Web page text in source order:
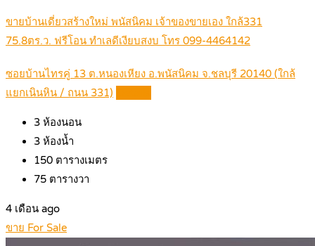
ขายบ้านเดี่ยวสร้างใหม่ พนัสนิคม เจ้าของขายเอง ใกล้331
75.8ตร.ว. ฟรีโอน ทำเลดีเงียบสงบ โทร 099-4464142
ซอยบ้านไทรคู่ 13 ต.หนองเหียง อ.พนัสนิคม จ.ชลบุรี 20140 (ใกล้
แยกเนินหิน / ถนน 331)
3 ห้องนอน
3 ห้องน้ำ
150 ตารางเมตร
75 ตารางวา
4 เดือน ago
ขาย For Sale